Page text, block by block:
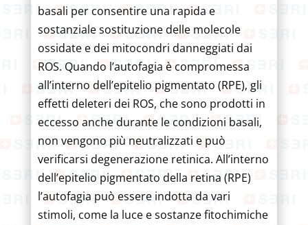
basali per consentire una rapida e
sostanziale sostituzione delle molecole
ossidate e dei mitocondri danneggiati dai
ROS. Quando l’autofagia è compromessa
all’interno dell’epitelio pigmentato (RPE), gli
effetti deleteri dei ROS, che sono prodotti in
eccesso anche durante le condizioni basali,
non vengono più neutralizzati e può
verificarsi degenerazione retinica. All’interno
dell’epitelio pigmentato della retina (RPE)
l’autofagia può essere indotta da vari
stimoli, come la luce e sostanze fitochimiche